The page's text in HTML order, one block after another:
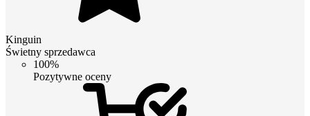
Kinguin
Świetny sprzedawca
100%
Pozytywne oceny